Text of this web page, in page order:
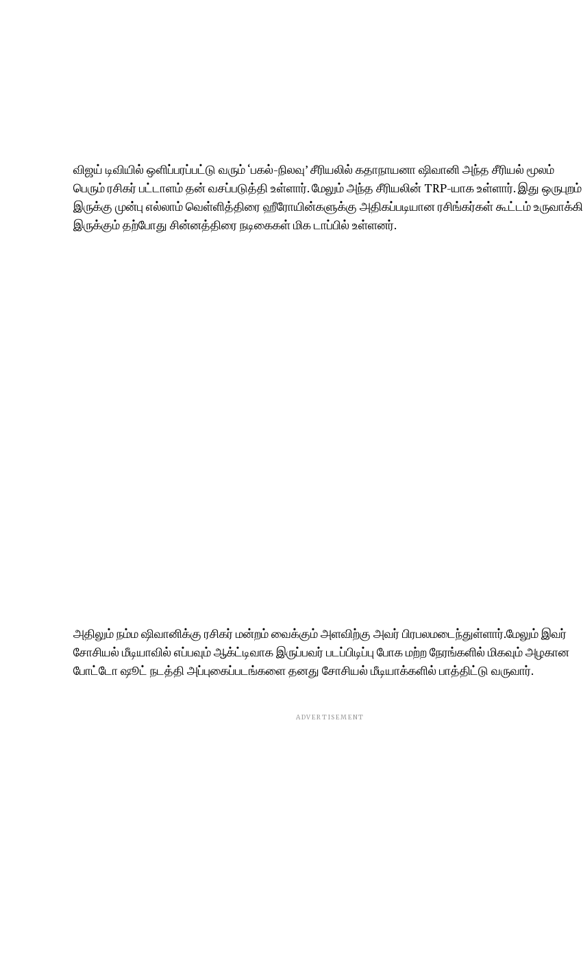
விஜய் டிவியில் ஒளிப்பரப்பட்டு வரும் ‘பகல்-நிலவு’ சீரியலில் கதாநாயனா ஷிவானி அந்த சீரியல் மூலம்
பெரும் ரசிகர் பட்டாளம் தன் வசப்படுத்தி உள்ளார். மேலும் அந்த சீரியலின் TRP-யாக உள்ளார். இது ஒருபுறம்
இருக்கு முன்பு எல்லாம் வெள்ளித்திரை ஹீரோயின்களுக்கு அதிகப்படியான ரசிங்கர்கள் கூட்டம் உருவாக்கி
இருக்கும் தற்போது சின்னத்திரை நடிகைகள் மிக டாப்பில் உள்ளனர்.
அதிலும் நம்ம ஷிவானிக்கு ரசிகர் மன்றம் வைக்கும் அளவிற்கு அவர் பிரபலமடைந்துள்ளார்.மேலும் இவர்
சோசியல் மீடியாவில் எப்பவும் ஆக்ட்டிவாக இருப்பவர் படப்பிடிப்பு போக மற்ற நேரங்களில் மிகவும் அழகான
போட்டோ ஷூட் நடத்தி அப்புகைப்படங்களை தனது சோசியல் மீடியாக்களில் பாத்திட்டு வருவார்.
ADVERTISEMENT